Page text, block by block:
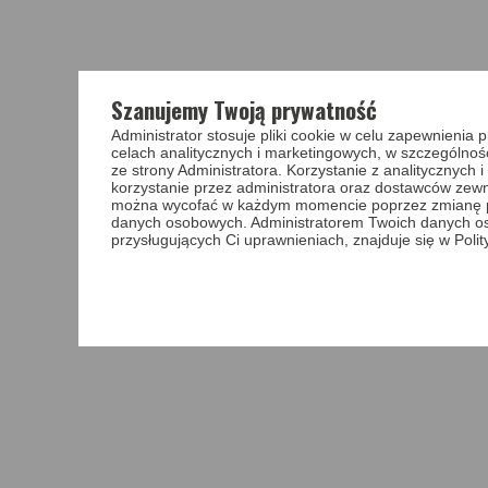
Szanujemy Twoją prywatność
Administrator stosuje pliki cookie w celu zapewnienia
celach analitycznych i marketingowych, w
ze strony Administratora. Korzystanie z analitycznych
korzystanie przez administratora oraz dostawców
można wycofać w każdym momencie poprzez
danych osobowych. Administratorem Twoich danych
przysługujących Ci uprawnieniach, znajduje się w